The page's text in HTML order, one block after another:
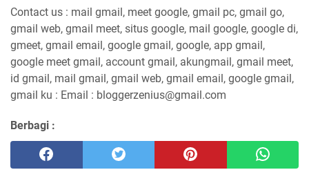
Contact us : mail gmail, meet google, gmail pc, gmail go,
gmail web, gmail meet, situs google, mail google, google di,
gmeet, gmail email, google gmail, google, app gmail,
google meet gmail, account gmail, akungmail, gmail meet,
id gmail, mail gmail, gmail web, gmail email, google gmail,
gmail ku : Email : bloggerzenius@gmail.com
Berbagi :